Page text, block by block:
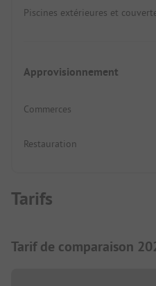
Piscines extérieures et
Approvisionnement
Commerces
Restauration
Tarifs
Tarif de comparaison